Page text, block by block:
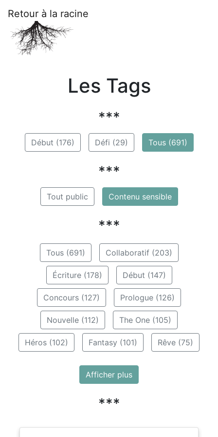
Retour à la racine
Les Tags
***
Début (176) Défi (29) Tous (691)
***
Tout public Contenu sensible
***
Tous (691) Collaboratif (203)
Écriture (178) Début (147)
Concours (127) Prologue (126)
Nouvelle (112) The One (105)
Héros (102) Fantasy (101) Rêve (75)
Afficher plus
***